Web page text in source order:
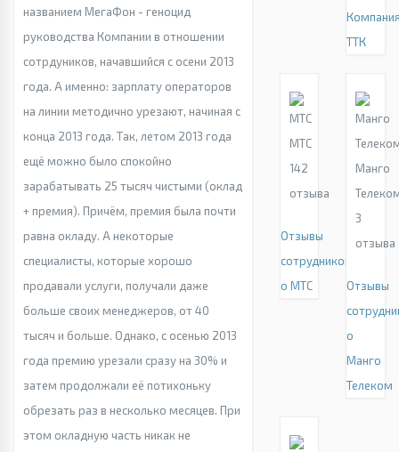
названием МегаФон - геноцид
руководства Компании в отношении
сотрдуников, начавшийся с осени 2013
года. А именно: зарплату операторов
на линии методично урезают, начиная с
конца 2013 года. Так, летом 2013 года
ещё можно было спокойно
зарабатывать 25 тысяч чистыми (оклад
+ премия). Причём, премия была почти
равна окладу. А некоторые
специалисты, которые хорошо
продавали услуги, получали даже
больше своих менеджеров, от 40
тысяч и больше. Однако, с осенью 2013
года премию урезали сразу на 30% и
затем продолжали её потихоньку
обрезать раз в несколько месяцев. При
этом окладную часть никак не
ТТК
МТС
142
отзыва
Отзывы
сотрудников
о МТС
Манго
3
отзыва
Отзывы
о
Манго
Телеком